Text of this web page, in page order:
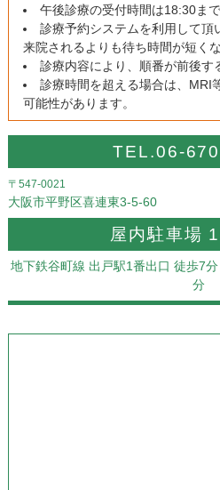
午後診療の受付時間は18:30ま
診療予約システムを利用して頂
来院されるよりも待ち時間が短くな
診療内容により、順番が前後す
診療時間を超える場合は、MRI
可能性があります。
TEL.06-
〒547-0021
大阪市平野区喜連東3-5-60
屋内駐車場
地下鉄谷町線 出戸駅1番出口 徒歩7分
分